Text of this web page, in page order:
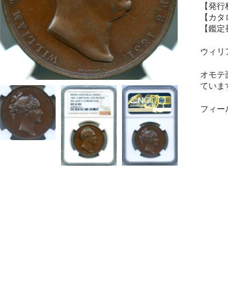
【発
【カ
【鑑
ウィリ
オモテ
ていま
フィー